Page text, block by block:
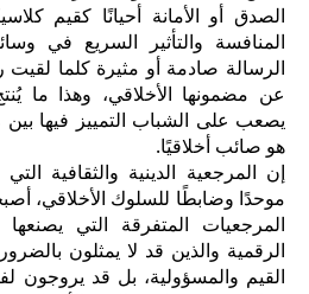
الصدق أو الأمانة أحيانًا كقيم
المنافسة والتأثير السريع في
الرسالة صادمة أو مثيرة كلما لقيت
عن مضمونها الأخلاقي، وهذا ما
يصعب على الشباب التمييز فيها بين
هو صائب أخلاقيًا.
إن المرجعية الدينية والثقافية
موحدًا وضابطًا للسلوك الأخلاقي،
المرجعيات المتفرقة التي
الرقمية والذين قد لا يمثلون
القيم والمسؤولية، بل قد يروجون